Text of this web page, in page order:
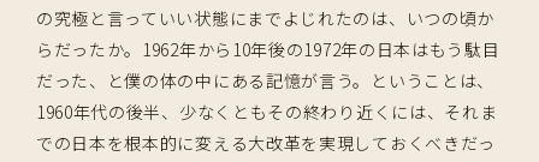
の究極と言っていい状態にまでよじれたのは、いつの頃か
らだったか。1962年から10年後の1972年の日本はもう駄目
だった、と僕の体の中にある記憶が言う。ということは、
1960年代の後半、少なくともその終わり近くには、それま
での日本を根本的に変える大改革を実現しておくべきだっ